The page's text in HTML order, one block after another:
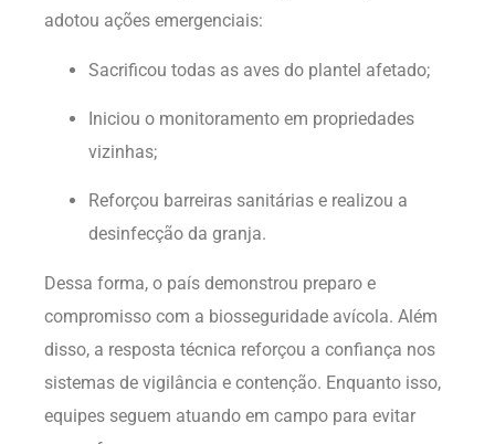
adotou ações emergenciais:
Sacrificou todas as aves do plantel afetado;
Iniciou o monitoramento em propriedades
vizinhas;
Reforçou barreiras sanitárias e realizou a
desinfecção da granja.
Dessa forma, o país demonstrou preparo e
compromisso com a biosseguridade avícola. Além
disso, a resposta técnica reforçou a confiança nos
sistemas de vigilância e contenção. Enquanto isso,
equipes seguem atuando em campo para evitar